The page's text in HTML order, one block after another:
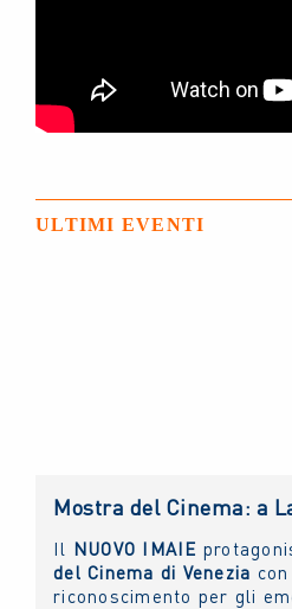
ULTIMI EVENTI
Il NUOVO IMAIE
del Cinema di Venezia
riconoscimento per gli